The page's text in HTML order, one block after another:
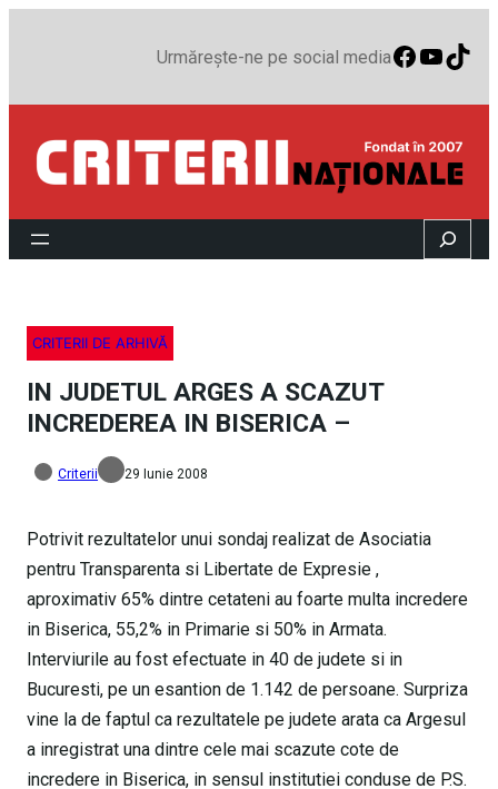
Urmărește-ne pe social media
Search
CRITERII DE ARHIVĂ
IN JUDETUL ARGES A SCAZUT
INCREDEREA IN BISERICA –
Criterii 29 Iunie 2008
Potrivit rezultatelor unui sondaj realizat de Asociatia
pentru Transparenta si Libertate de Expresie ,
aproximativ 65% dintre cetateni au foarte multa incredere
in Biserica, 55,2% in Primarie si 50% in Armata.
Interviurile au fost efectuate in 40 de judete si in
Bucuresti, pe un esantion de 1.142 de persoane. Surpriza
vine la de faptul ca rezultatele pe judete arata ca Argesul
a inregistrat una dintre cele mai scazute cote de
incredere in Biserica, in sensul institutiei conduse de P.S.